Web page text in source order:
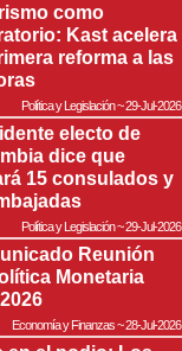
como
Kast acelera
reforma a las
Política y Legislación~29-Jul-2026
electo de
dice que
15 consulados y
Política y Legislación~29-Jul-2026
Reunión
Monetaria
Economía y Finanzas~28-Jul-2026